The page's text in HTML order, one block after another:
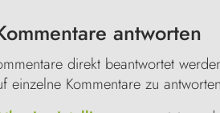
antworten
direkt beantwortet
einzelne Kommentare zu